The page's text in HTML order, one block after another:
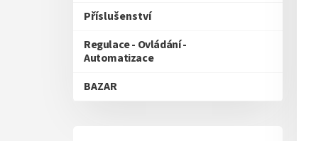
Příslušenství
Regulace - Ovládání -
Automatizace
BAZAR